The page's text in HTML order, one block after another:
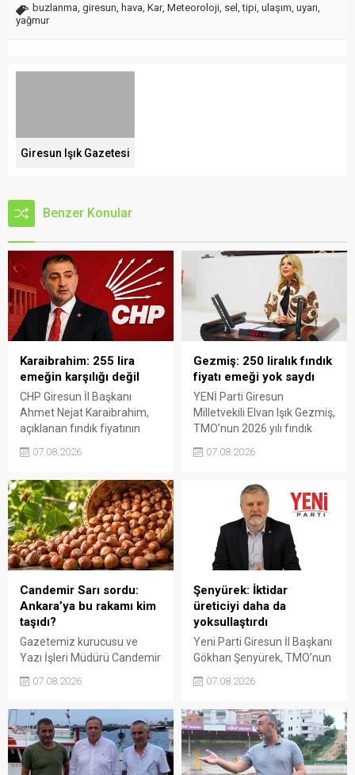
buzlanma giresun hava Kar, Meteoroloji sel ,tipi ulaşım uyarı
yağmur
Giresun Işık Gazetesi
Benzer Konular
Karaibrahim: 255 lira
emeğin karşılığı değil
CHP Giresun İl Başkanı
Ahmet Nejat Karaibrahim,
açıklanan fındık fiyatının
karşısında yetersiz kaldığını
emeğinin korunmasını
istedi. Karaibrahim,
sürdürülebilir üretim için
fiyat politikasının yeniden
değerlendirilmesi gerektiğini
söyledi.
07.08.2026
Gezmiş: 250 liralık fındık
fiyatı emeği yok saydı
YENİ Parti Giresun
Milletvekili Elvan Işık Gezmiş,
TMO’nun 2026 yılı fındık
Açıklanan rakamın üreticinin
karşılamadığını belirten
Gezmiş, “Üreticiyi yok
sayanı, günü geldiğinde
üretici de yok sayacaktır”
dedi.
07.08.2026
Candemir Sarı sordu:
Ankara’ya bu rakamı kim
taşıdı?
Gazetemiz kurucusu ve
Yazı İşleri Müdürü Candemir
tartışmalarını köşesine
300 liraya ulaştığı bir
dönemde Ankara’ya 240
liralık fiyat teklifi
götürüldüğü iddiasını
07.08.2026
Şenyürek: İktidar
üreticiyi daha da
yoksullaştırdı
Yeni Parti Giresun İl Başkanı
Gökhan Şenyürek, TMO’nun
açıkladığı 255 liralık fiyatı
nitelendirdi. Artışın yıllık
enflasyonun altında kaldığını
belirten Şenyürek, kararın
üreticiyi değil tekelleri
07.08.2026